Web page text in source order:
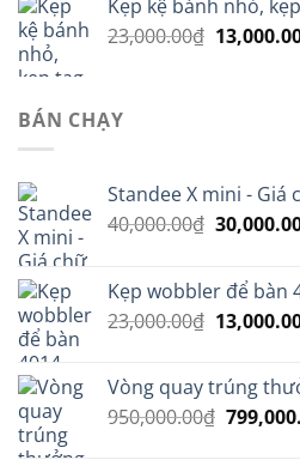
Kẹp kệ bánh nhỏ,
23,000.00₫ Giá
BÁN CHẠY
Standee X mini - Giá
40,000.00₫ Giá
Kẹp wobbler để bàn
23,000.00₫ Giá
Vòng quay trúng
950,000.00₫ Giá